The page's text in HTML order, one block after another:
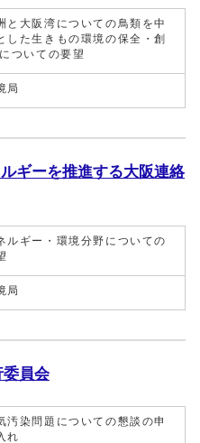
と大阪湾についての鳥類を中
した生きもの環境の保全・創
ついての要望
局
ギーを推進する大阪連絡
ルギー・環境分野についての
局
委員会
汚染問題についての懇談の申
れ